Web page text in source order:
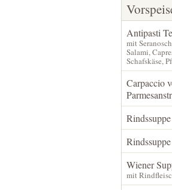
Antipasti
mit
Salami,
Schafskäse,
Carpaccio
Wiener
mit